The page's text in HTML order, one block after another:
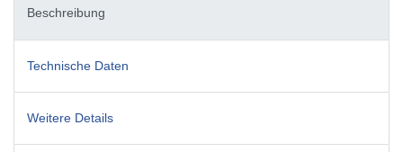
Beschreibung
Technische Daten
Weitere Details